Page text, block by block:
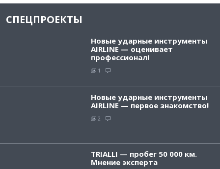
СПЕЦПРОЕКТЫ
Новые ударные инструменты
AIRLINE — оценивает
профессионал!
1
Новые ударные инструменты
AIRLINE — первое знакомство!
2
TRIALLI — пробег 50 000 км.
Мнение эксперта